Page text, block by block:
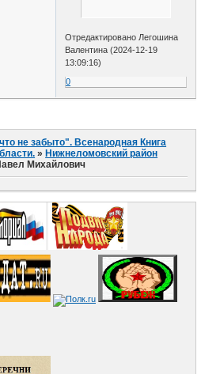
Отредактировано Легошина
Валентина (2024-12-19
13:09:16)
0
не забыто". Всенародная Книга
» Нижнеломовский район
Михайлович